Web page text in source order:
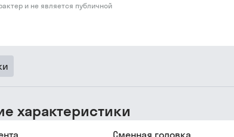
и не является публичной
характеристики
Сменная головка